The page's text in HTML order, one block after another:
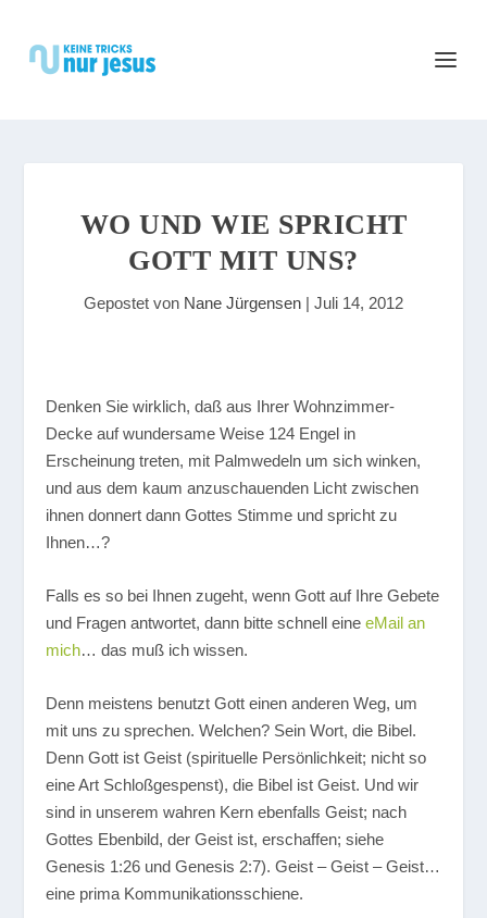
WO UND WIE SPRICHT
GOTT MIT UNS?
Gepostet von Nane Jürgensen | Juli 14, 2012
Denken Sie wirklich, daß aus Ihrer Wohnzimmer-
Decke auf wundersame Weise 124 Engel in
Erscheinung treten, mit Palmwedeln um sich winken,
und aus dem kaum anzuschauenden Licht zwischen
ihnen donnert dann Gottes Stimme und spricht zu
Ihnen…?
Falls es so bei Ihnen zugeht, wenn Gott auf Ihre Gebete
und Fragen antwortet, dann bitte schnell eineeMail an
mich… das muß ich wissen.
Denn meistens benutzt Gott einen anderen Weg, um
mit uns zu sprechen. Welchen? Sein Wort, die Bibel.
Denn Gott ist Geist (spirituelle Persönlichkeit; nicht so
eine Art Schloßgespenst), die Bibel ist Geist. Und wir
sind in unserem wahren Kern ebenfalls Geist; nach
Gottes Ebenbild, der Geist ist, erschaffen; siehe
Genesis 1:26 und Genesis 2:7). Geist – Geist – Geist…
eine prima Kommunikationsschiene.